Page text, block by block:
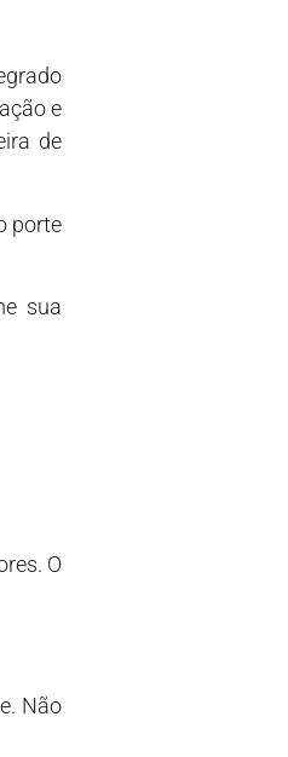
e
de
porte
sua
O
Não